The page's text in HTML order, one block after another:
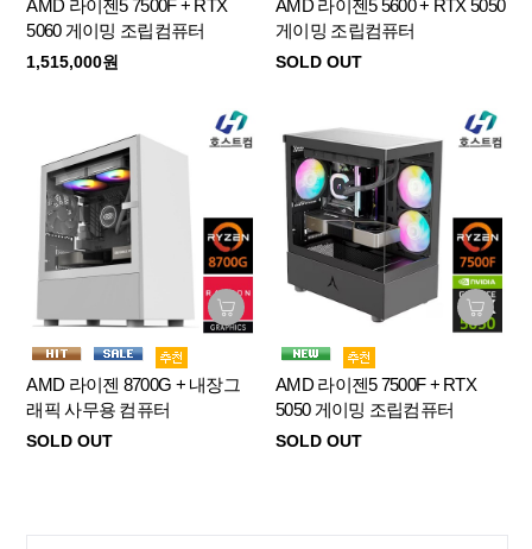
AMD 라이젠5 7500F + RTX
5060 게이밍 조립컴퓨터
1,515,000원
AMD 라이젠5 5600 + RTX 5050
게이밍 조립컴퓨터
SOLD OUT
AMD 라이젠 8700G + 내장그
래픽 사무용 컴퓨터
SOLD OUT
AMD 라이젠5 7500F + RTX
5050 게이밍 조립컴퓨터
SOLD OUT